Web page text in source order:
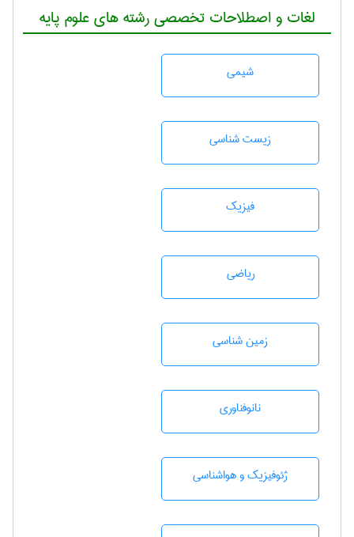
لغات و اصطلاحات تخصصی رشته های علوم پایه
شيمی
زيست شناسی
فیزیک
رياضی
زمين شناسی
نانوفناوری
ژئوفيزيك و هواشناسی